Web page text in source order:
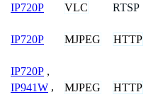
IP720P VLC RTSP
IP720P MJPEG HTTP
IP720P ,
IP941W ,
MJPEG HTTP